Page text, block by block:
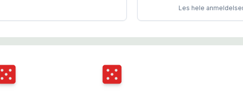
Les hele
Terningkast Terningkast